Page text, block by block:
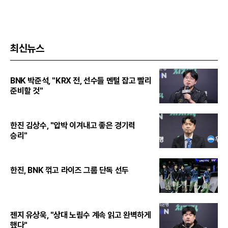
최신뉴스
BNK 박준석, "KRX 전, 선수들 멘털 잡고 빨리
준비할 것"
한진 김상수, "압박 이겨내고 좋은 경기력
승리"
한진, BNK 꺾고 라이즈 그룹 단독 선두
젠지 유상욱, "상대 노림수 계속 읽고 완벽하게
했다"